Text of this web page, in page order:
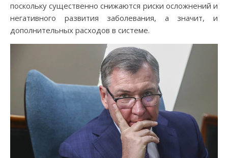
поскольку существенно снижаются риски осложнений и
негативного развития заболевания, а значит, и
дополнительных расходов в системе.